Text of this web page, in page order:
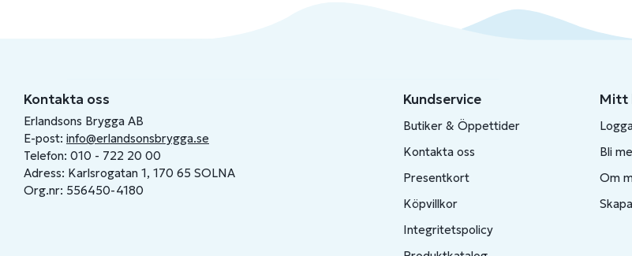
Kontakta oss
Erlandsons Brygga AB
E-post: info@erlandsonsbrygga.se
Telefon: 010 - 722 20 00
Adress: Karlsrogatan 1, 170 65 SOLNA
Org.nr: 556450-4180
Kundservice
Butiker & Öppettider
Kontakta oss
Presentkort
Köpvillkor
Integritetspolicy
Mitt
Bli
Om